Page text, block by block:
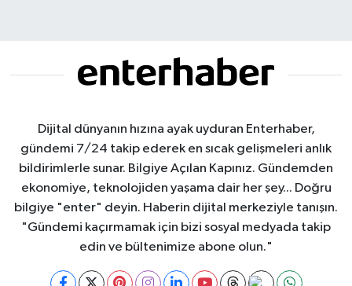
Dijital dünyanın hızına ayak uyduran Enterhaber,
gündemi 7/24 takip ederek en sıcak gelişmeleri anlık
bildirimlerle sunar. Bilgiye Açılan Kapınız. Gündemden
ekonomiye, teknolojiden yaşama dair her şey... Doğru
bilgiye "enter" deyin. Haberin dijital merkeziyle tanışın.
"Gündemi kaçırmamak için bizi sosyal medyada takip
edin ve bültenimize abone olun."